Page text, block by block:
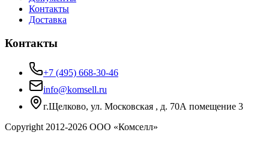
Контакты
Доставка
Контакты
+7 (495) 668-30-46
info@komsell.ru
г.Щелково, ул. Московская , д. 70А помещение 3
Copyright 2012-2026 ООО «Комселл»